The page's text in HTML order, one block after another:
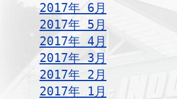
2017年 6月
2017年 5月
2017年 4月
2017年 3月
2017年 2月
2017年 1月